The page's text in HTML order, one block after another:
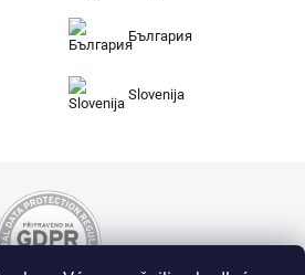
България
Slovenija